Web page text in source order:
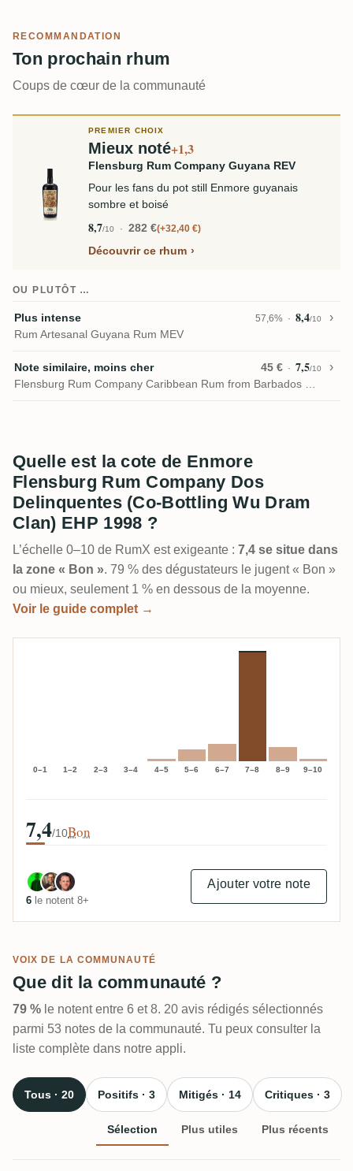
RECOMMANDATION
Ton prochain rhum
Coups de cœur de la communauté
PREMIER CHOIX
Mieux noté+1,3
Flensburg Rum Company Guyana REV
Pour les fans du pot still Enmore guyanais
sombre et boisé
8,7/10 282 € +32,40 €
Découvrir ce rhum
OU PLUTÔT …
Plus intense 57,6% 8,4/10
Rum Artesanal Guyana Rum MEV
Note similaire, moins cher 45 € 7,5/10
Quelle est la cote de Enmore
Flensburg Rum Company Dos
Delinquentes (Co-Bottling Wu Dram
Clan) EHP 1998 ?
L’échelle 0–10 de RumX est exigeante : 7,4 se situe dans
la zone « Bon ». 79 % des dégustateurs le jugent « Bon »
ou mieux, seulement 1 % en dessous de la moyenne.
Voir le guide complet →
0–1 1–2 2–3 3–4 4–5 5–6 6–7 7–8 8–9 9–10
7,4/10Bon
6 le notent 8+
Ajouter votre note
VOIX DE LA COMMUNAUTÉ
Que dit la communauté ?
79 % le notent entre 6 et 8. 20 avis rédigés sélectionnés
parmi 53 notes de la communauté. Tu peux consulter la
liste complète dans notre appli.
Tous · 20 Positifs · 3 Mitigés · 14 Critiques · 3
Sélection Plus utiles Plus récents